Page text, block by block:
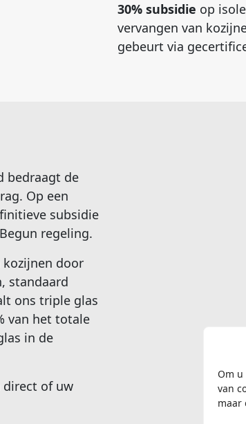
Om
van
maar
30% subsidie op
vervangen van
gebeurt via
bedraagt de
Op een
subsidie
regeling.
kozijnen door
standaard
ons triple glas
van het totale
in de
direct of uw